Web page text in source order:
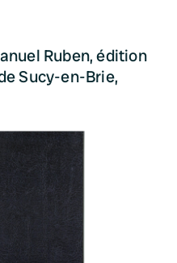
Ruben, édition
Sucy-en-Brie,